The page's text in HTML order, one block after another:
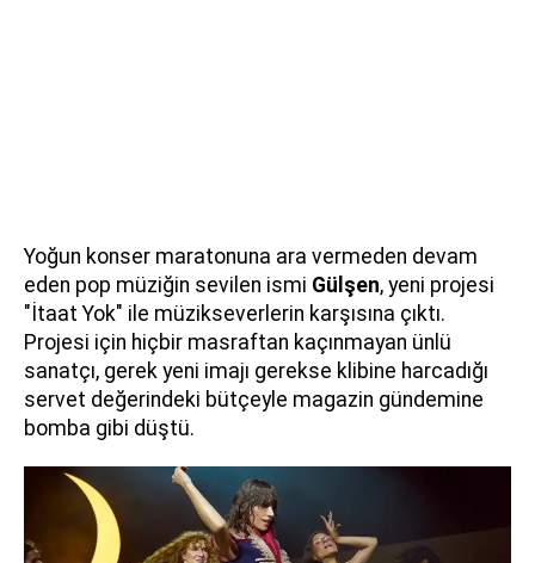
Yoğun konser maratonuna ara vermeden devam
eden pop müziğin sevilen ismi Gülşen, yeni projesi
"İtaat Yok" ile müzikseverlerin karşısına çıktı.
Projesi için hiçbir masraftan kaçınmayan ünlü
sanatçı, gerek yeni imajı gerekse klibine harcadığı
servet değerindeki bütçeyle magazin gündemine
bomba gibi düştü.